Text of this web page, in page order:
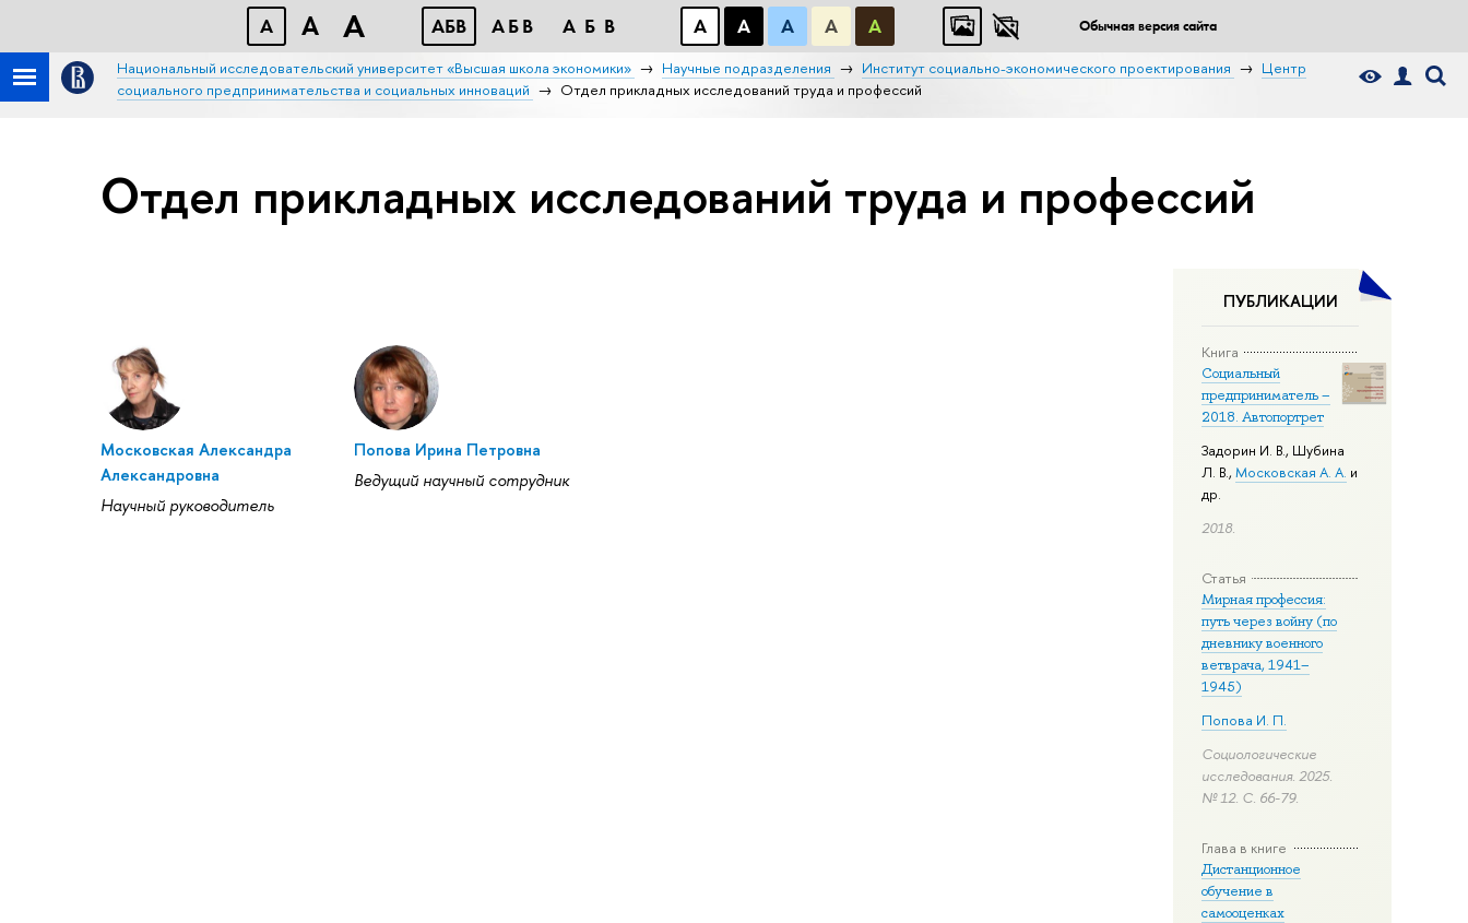
A A A АБB АБB АБB А А А А А Обычная версия сайта
Национальный исследовательский университет «Высшая школа экономики» Научные подразделения Институт социально-экономического проектирования
Центр
социального предпринимательства и социальных инноваций
Отдел прикладных исследований труда и профессий
Отдел прикладных исследований труда и профессий
ПУБЛИКАЦИИ
Книга
Социальный
предприниматель –
2018. Автопортрет
Задорин И. В., Шубина
Л. В., Московская А. А. и
др.
2018.
Статья
Мирная профессия:
путь через войну (по
дневнику военного
ветврача, 1941–
1945)
Попова И. П.
Социологические
исследования. 2025.
№ 12. С. 66-79.
Глава в книге
Дистанционное
обучение в
самооценках
Московская Александра
Александровна
Научный руководитель
Попова Ирина Петровна
Ведущий научный сотрудник